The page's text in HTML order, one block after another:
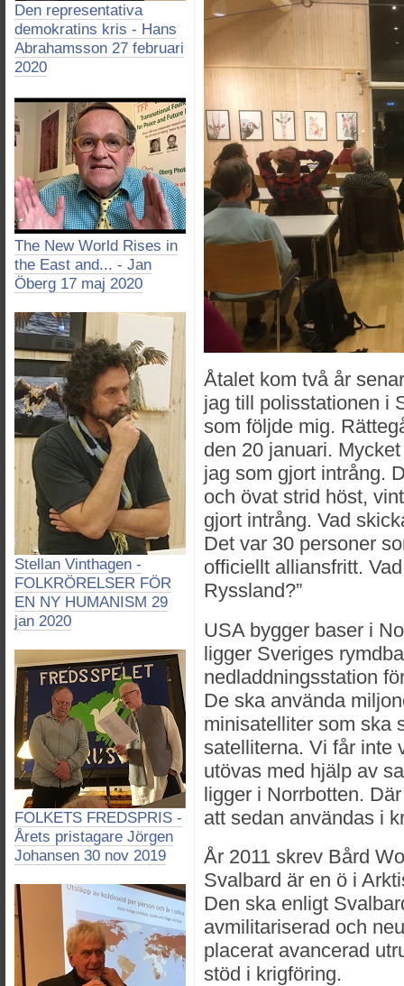
Den representativa
demokratins kris - Hans
Abrahamsson 27 februari
2020
The New World Rises in
the East and... - Jan
Öberg 17 maj 2020
Stellan Vinthagen -
FOLKRÖRELSER FÖR
EN NY HUMANISM 29
jan 2020
FOLKETS FREDSPRIS -
Årets pristagare Jörgen
Johansen 30 nov 2019
Åtalet kom två år
jag till polisstationen i
som följde mig.
den 20 januari.
jag som gjort intrång.
och övat strid höst,
gjort intrång. Vad
Det var 30 personer
officiellt alliansfritt.
Ryssland?”
USA bygger baser i
ligger Sveriges
nedladdningsstation
De ska använda
minisatelliter som ska
satelliterna. Vi får inte
utövas med hjälp av
ligger i Norrbotten.
att sedan användas i
År 2011 skrev Bård
Svalbard är en ö i
Den ska enligt
avmilitariserad och
placerat avancerad
stöd i krigföring.